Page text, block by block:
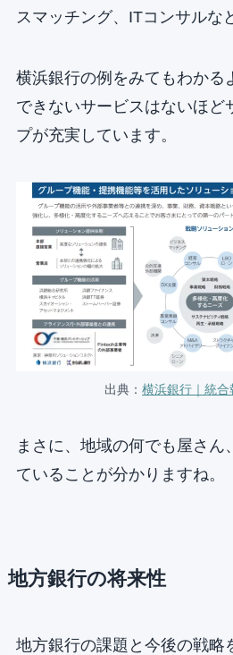
スマッチング、ITコンサルな
横浜銀行の例をみてもわかる
できないサービスはないほど
プが充実しています。
出典： 横浜銀行｜統合
まさに、地域の何でも屋さん
ていることが分かりますね。
地方銀行の将来性
地方銀行の課題と今後の戦略